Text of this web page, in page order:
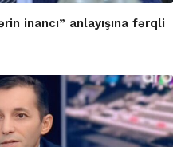
inancı” anlayışına fərqli